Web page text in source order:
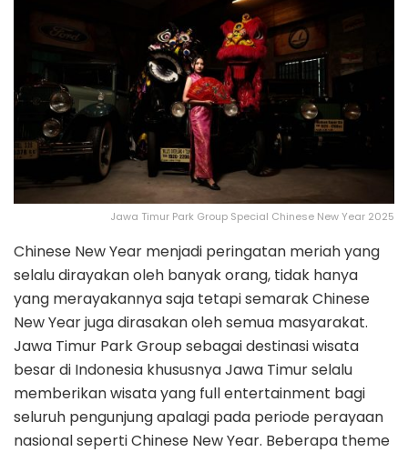
Jawa Timur Park Group Special Chinese New Year 2025
Chinese New Year menjadi peringatan meriah yang
selalu dirayakan oleh banyak orang, tidak hanya
yang merayakannya saja tetapi semarak Chinese
New Year juga dirasakan oleh semua masyarakat.
Jawa Timur Park Group sebagai destinasi wisata
besar di Indonesia khususnya Jawa Timur selalu
memberikan wisata yang full entertainment bagi
seluruh pengunjung apalagi pada periode perayaan
nasional seperti Chinese New Year. Beberapa theme